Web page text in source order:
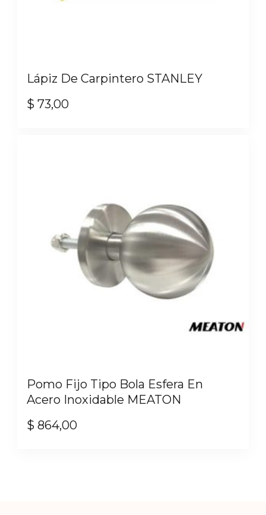
Lápiz De Carpintero STANLEY
$ 73,00
Pomo Fijo Tipo Bola Esfera En
Acero Inoxidable MEATON
$ 864,00